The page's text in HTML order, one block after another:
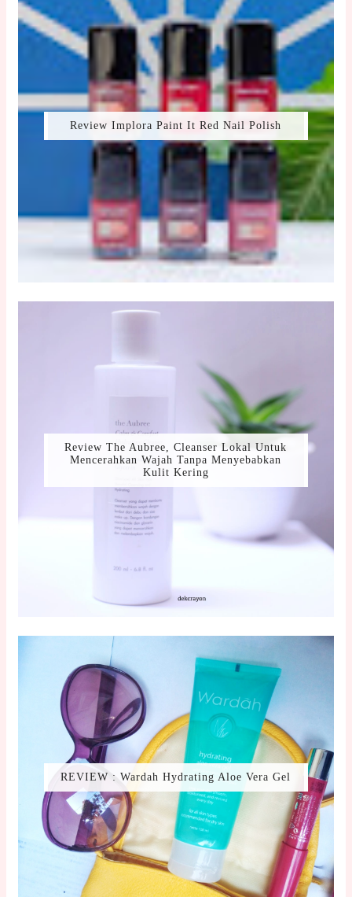
Review Implora Paint It Red Nail Polish
Review The Aubree, Cleanser Lokal Untuk
Mencerahkan Wajah Tanpa Menyebabkan
Kulit Kering
REVIEW : Wardah Hydrating Aloe Vera Gel